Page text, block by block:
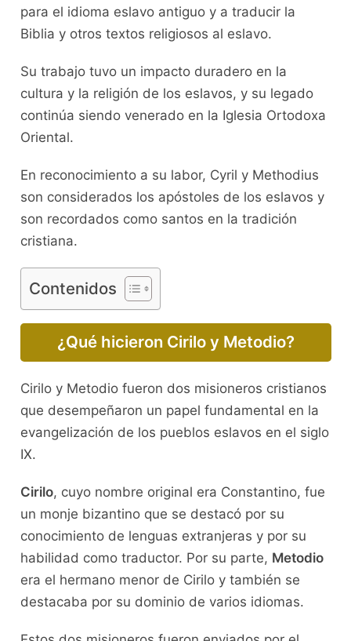
para el idioma eslavo antiguo y a traducir la
Biblia y otros textos religiosos al eslavo.
Su trabajo tuvo un impacto duradero en la
cultura y la religión de los eslavos, y su legado
continúa siendo venerado en la Iglesia Ortodoxa
Oriental.
En reconocimiento a su labor, Cyril y Methodius
son considerados los apóstoles de los eslavos y
son recordados como santos en la tradición
cristiana.
Contenidos
¿Qué hicieron Cirilo y Metodio?
Cirilo y Metodio fueron dos misioneros cristianos
que desempeñaron un papel fundamental en la
evangelización de los pueblos eslavos en el siglo
IX.
Cirilo, cuyo nombre original era Constantino, fue
un monje bizantino que se destacó por su
conocimiento de lenguas extranjeras y por su
habilidad como traductor. Por su parte, Metodio
era el hermano menor de Cirilo y también se
destacaba por su dominio de varios idiomas.